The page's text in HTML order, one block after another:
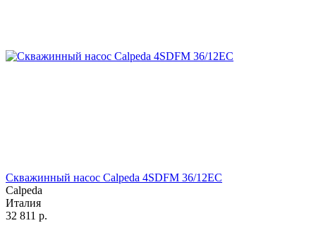
Скважинный насос Calpeda 4SDFM 36/12EC
Calpeda
Италия
32 811 р.